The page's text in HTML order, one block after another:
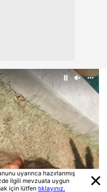
uyarınca hazırlanmış
ilgili mevzuata uygun
için lütfen tıklayınız.